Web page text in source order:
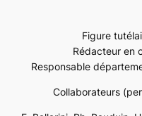
Figure
Rédacteur en
Responsable
Collaborateurs